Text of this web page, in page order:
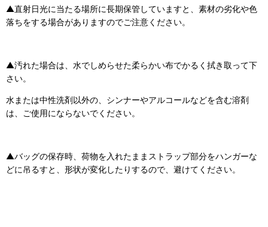
▲直射日光に当たる場所に長期保管していますと、素材の劣化や色
落ちをする場合がありますのでご注意ください。
▲汚れた場合は、水でしめらせた柔らかい布でかるく拭き取って下
さい。
水または中性洗剤以外の、シンナーやアルコールなどを含む溶剤
は、ご使用にならないでください。
▲バッグの保存時、荷物を入れたままストラップ部分をハンガーな
どに吊るすと、形状が変化したりするので、避けてください。